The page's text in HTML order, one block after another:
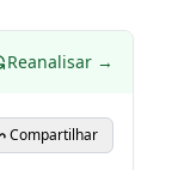
Reanalisar →
Compartilhar